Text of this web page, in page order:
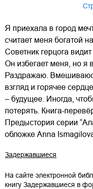
Я приехала в город
считает меня богатой
Cоветник герцога
Он избегает меня, но я
Раздражаю.
взгляд и горячее
– будущее. Иногда,
потерять. Книга-
Предыстория серии
обложке Anna
Задержавшиеся
На сайте электронной
книгу Задержавшиеся в